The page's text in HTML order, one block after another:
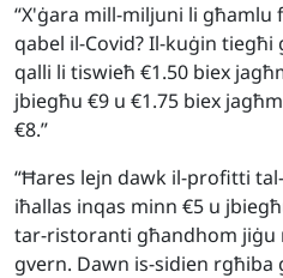
“X'ġara mill-miljuni li għamlu
qabel il-Covid? Il-kuġin
qalli li tiswieħ €1.50 biex
jbiegħu €9 u €1.75 biex
€8.”
“Ħares lejn dawk il-profitti
iħallas inqas minn €5 u
tar-ristoranti għandhom
gvern. Dawn is-sidien